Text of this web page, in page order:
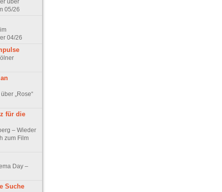
05/26
04/26
„Rose“
für die
– Wieder
zum Film
Day –
Suche